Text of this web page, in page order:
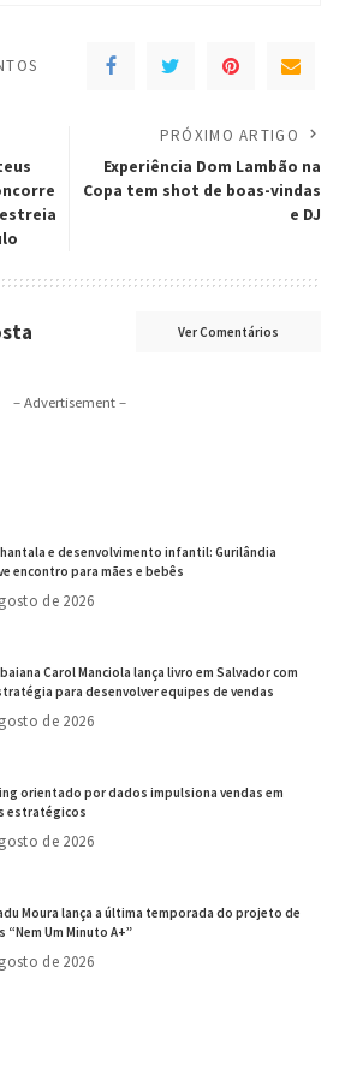
PRÓXIMO ARTIGO
Experiência Dom Lambão na
Copa tem shot de boas-vindas
e DJ
Ver Comentários
– Advertisement –
e desenvolvimento infantil: Gurilândia
encontro para mães e bebês
de 2026
Carol Manciola lança livro em Salvador com
para desenvolver equipes de vendas
de 2026
orientado por dados impulsiona vendas em
estratégicos
de 2026
Moura lança a última temporada do projeto de
“Nem Um Minuto A+”
de 2026